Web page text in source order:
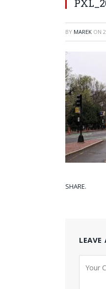
BY MAREK ON
SHARE.
LEAVE